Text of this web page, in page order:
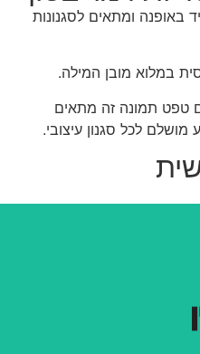
ומתאים לסגנונות
במלוא מובן המילה.
טפט תמונה זה מתאים
לכל סגנון עיצובי.